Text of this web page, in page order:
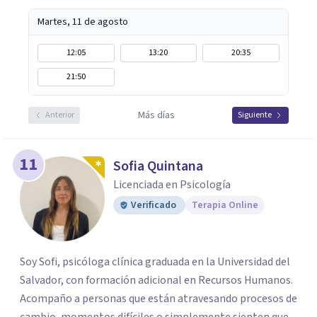
Martes, 11 de agosto
12:05 13:20
20:35
21:50
Anterior Más días Siguiente
11 Sofia Quintana
Licenciada en Psicología
Verificado Terapia Online
Soy Sofi, psicóloga clínica graduada en la Universidad del
Salvador, con formación adicional en Recursos Humanos.
Acompaño a personas que están atravesando procesos de